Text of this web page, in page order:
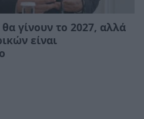
γίνουν το 2027, αλλά
είναι